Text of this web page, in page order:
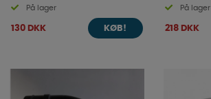
På lager
130 DKK KØB!
På lager
218 DKK